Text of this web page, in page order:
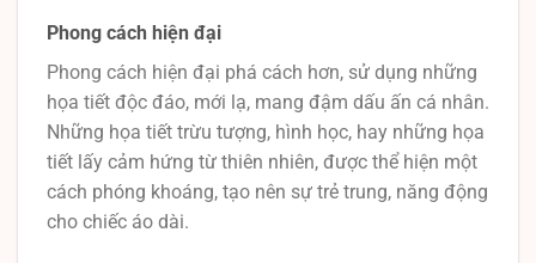
Phong cách hiện đại
Phong cách hiện đại phá cách hơn, sử dụng những
họa tiết độc đáo, mới lạ, mang đậm dấu ấn cá nhân.
Những họa tiết trừu tượng, hình học, hay những họa
tiết lấy cảm hứng từ thiên nhiên, được thể hiện một
cách phóng khoáng, tạo nên sự trẻ trung, năng động
cho chiếc áo dài.